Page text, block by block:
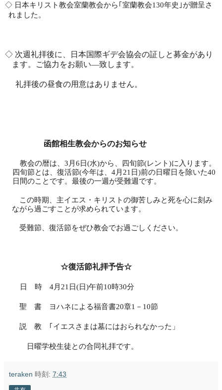
◇ 日本キリスト教会室蘭教会から｢室蘭教会130年史｣が贈呈さ
れました。
◇ 次週礼拝後に、日本国際ギデ会協会の証しと募金があり
ます。ご協力をお願い―致します。
礼拝後の昼食の用意はありません。
函館相生教会からのお知らせ
教会の暦は、 3 月 6 日(水)から、四旬節(レント)に入ります。
四旬節とは、復活節(今年は、 4月 21 日)前の日曜日を除いた40
日間のことです。最後の一週が受難週です。
この時期、主イエス・キリストの御苦しみと死を心に刻み
ながら過ごすことが求められています。
受難節、復活節をぜひ教会でお過ごしください。
☆復活節礼拝予告☆
日 時 4月 21 日(日)午前10時30分
聖 書 ヨハネによる福音書20章1 － 10節
説 教 ｢イエスさまは墓にはおられなかった」
日曜学校生徒との合同礼拝です。
teraken 時刻: 7:43